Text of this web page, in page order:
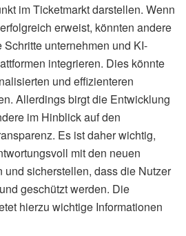
im Ticketmarkt darstellen. Wenn
erweist, könnten andere
unternehmen und KI-
integrieren. Dies könnte
und effizienteren
Allerdings birgt die Entwicklung
im Hinblick auf den
Es ist daher wichtig,
mit den neuen
und sicherstellen, dass die Nutzer
geschützt werden. Die
hierzu wichtige Informationen